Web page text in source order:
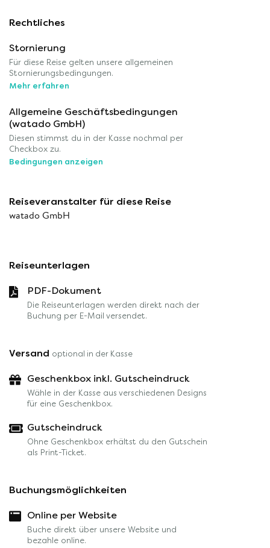
Rechtliches
Stornierung
Für diese Reise gelten unsere allgemeinen
Stornierungsbedingungen.
Mehr erfahren
Allgemeine Geschäftsbedingungen
(watado GmbH)
Diesen stimmst du in der Kasse nochmal per
Checkbox zu.
Bedingungen anzeigen
Reiseveranstalter für diese Reise
watado GmbH
Reiseunterlagen
PDF-Dokument
Die Reiseunterlagen werden direkt nach der
Buchung per E-Mail versendet.
Versand optional in der Kasse
Geschenkbox inkl. Gutscheindruck
Wähle in der Kasse aus verschiedenen Designs
für eine Geschenkbox.
Gutscheindruck
Ohne Geschenkbox erhältst du den Gutschein
als Print-Ticket.
Buchungsmöglichkeiten
Online per Website
Buche direkt über unsere Website und
bezahle online.